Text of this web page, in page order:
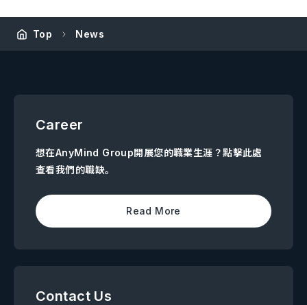
Top News
Career
想在AnyMind Group開展您的職業生涯？點擊此處
查看我們的職缺。
Read More
Contact Us